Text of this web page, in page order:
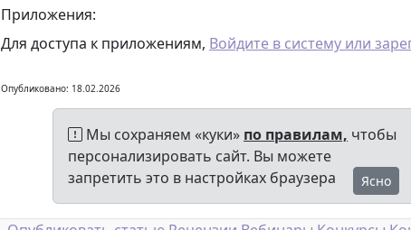
Приложения:
Для доступа к приложениям, Войдите в систему или
Опубликовано: 18.02.2026
Мы сохраняем «куки» по правилам, чтобы
персонализировать сайт. Вы можете
запретить это в настройках браузера
Ясно